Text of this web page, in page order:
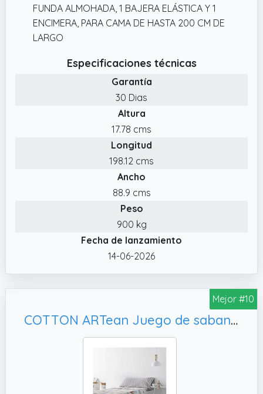
FUNDA ALMOHADA, 1 BAJERA ELÁSTICA Y 1
ENCIMERA, PARA CAMA DE HASTA 200 CM DE
LARGO
Especificaciones técnicas
Garantía
30 Dias
Altura
17.78 cms
Longitud
198.12 cms
Ancho
88.9 cms
Peso
900 kg
Fecha de lanzamiento
14-06-2026
Mejor #10
COTTON ARTean Juego de sabanas Infantil/Juvenil SALBURUA para Cama de 90 x 190/200 100% algodón Multicolor